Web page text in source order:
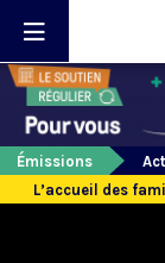
Émissions
L’accueil des